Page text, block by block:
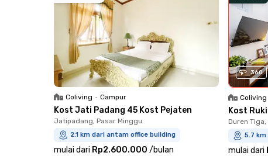
Coliving • Campur
Kost Jati Padang 45 Kost Pejaten
Jatipadang, Pasar Minggu
2.1 km dari antam office building
mulai dari Rp2.600.000 /bulan
360
Coliving
Kost
Duren Tiga,
5.7
mulai dari